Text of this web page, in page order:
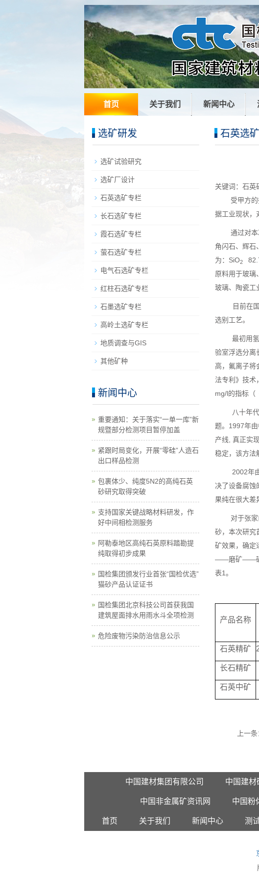
首页 关于我们 新闻中心
石英选
关键词：石英
受甲方
据工业现状，
通过对
角闪石、辉石
为：SiO2
原料用于玻璃
玻璃、陶瓷工
目前在
选别工艺。
最初用
验室浮选分离
高，氟离子将
法专利》技术
mg/l的指标（
八十年
题。1997年
产线, 真正实
稳定，该方法
2002年
决了设备腐蚀
果纯在很大差
对于张
砂，本次研究
矿效果，确定
——磨矿——碱
表1。
产品名称
石英精矿
长石精矿
石英中矿
上一条
选矿研发
选矿试验研究
选矿厂设计
石英选矿专栏
长石选矿专栏
霞石选矿专栏
萤石选矿专栏
电气石选矿专栏
红柱石选矿专栏
石墨选矿专栏
高岭土选矿专栏
地质调查与GIS
其他矿种
新闻中心
重要通知：关于落实“一单一库”新
规暨部分检测项目暂停加盖
紧跟时局变化，开展“零硅”人造石
出口样品检测
包裹体少、纯度5N2的高纯石英
砂研究取得突破
支持国家关键战略材料研发，作
好中间相检测服务
阿勒泰地区高纯石英原料踏勘提
纯取得初步成果
国检集团颁发行业首张“国检优选”
猫砂产品认证证书
国检集团北京科技公司首获我国
建筑屋面排水用雨水斗全项检测
危险废物污染防治信息公示
中国建材集团有限公司 中国建材
中国非金属矿资讯网 中国粉
首页 关于我们 新闻中心 测